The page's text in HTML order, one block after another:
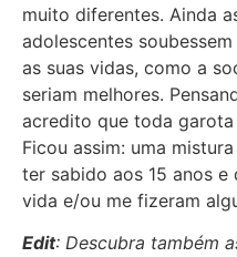
muito diferentes. Ainda
adolescentes
as suas vidas, como a
seriam melhores.
acredito que toda garota
Ficou assim: uma
ter sabido aos 15 anos e
vida e/ou me fizeram
Edit: Descubra também